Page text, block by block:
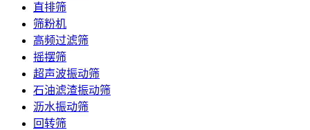
直排筛
筛粉机
高频过滤筛
摇摆筛
超声波振动筛
石油滤渣振动筛
沥水振动筛
回转筛